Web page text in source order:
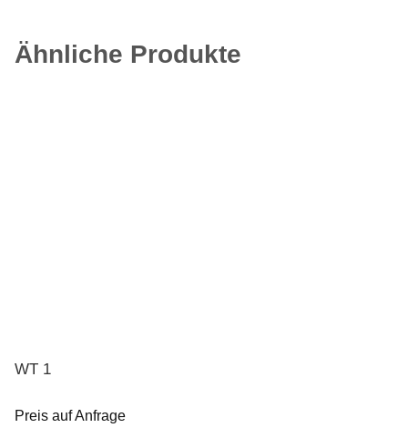
Ähnliche Produkte
WT 1
Preis auf Anfrage